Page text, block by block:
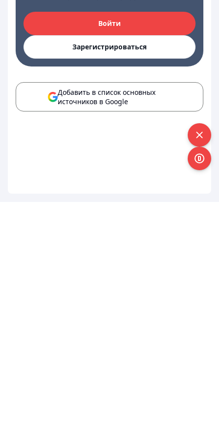
Войти
Зарегистрироваться
Добавить в список основных
источников в Google